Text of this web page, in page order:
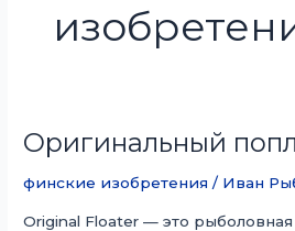
Оригинальный
финские изобретения / Иван
Original Floater — это